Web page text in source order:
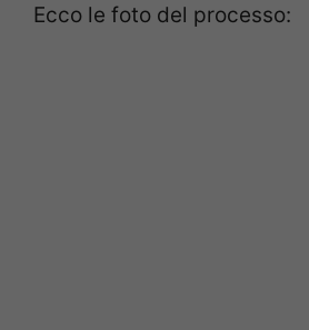
Ecco le foto del processo: